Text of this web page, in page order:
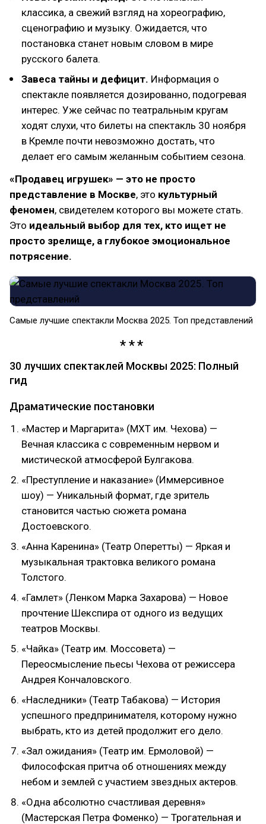
классика, а свежий взгляд на хореографию,
сценографию и музыку. Ожидается, что
постановка станет новым словом в мире
русского балета.
Завеса тайны и дефицит. Информация о
спектакле появляется дозированно, подогревая
интерес. Уже сейчас по театральным кругам
ходят слухи, что билеты на спектакль 30 ноября
в Кремле почти невозможно достать, что
делает его самым желанным событием сезона.
«Продавец игрушек» — это не просто
представление в Москве, это культурный
феномен, свидетелем которого вы можете стать.
Это идеальный выбор для тех, кто ищет не
просто зрелище, а глубокое эмоциональное
потрясение.
Самые лучшие спектакли Москва 2025. Топ представлений
30 лучших спектаклей Москвы 2025: Полный
гид
Драматические постановки
«Мастер и Маргарита» (МХТ им. Чехова) —
Вечная классика с современным нервом и
мистической атмосферой Булгакова.
«Преступление и наказание» (Иммерсивное
шоу) — Уникальный формат, где зритель
становится частью сюжета романа
Достоевского.
«Анна Каренина» (Театр Оперетты) — Яркая и
музыкальная трактовка великого романа
Толстого.
«Гамлет» (Ленком Марка Захарова) — Новое
прочтение Шекспира от одного из ведущих
театров Москвы.
«Чайка» (Театр им. Моссовета) —
Переосмысление пьесы Чехова от режиссера
Андрея Кончаловского.
«Наследники» (Театр Табакова) — История
успешного предпринимателя, которому нужно
выбрать, кто из детей продолжит его дело.
«Зал ожидания» (Театр им. Ермоловой) —
Философская притча об отношениях между
небом и землей с участием звездных актеров.
«Одна абсолютно счастливая деревня»
(Мастерская Петра Фоменко) — Трогательная и